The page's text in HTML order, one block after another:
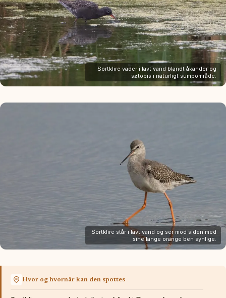
Sortklire vader i lavt vand blandt åkander og
søtobis i naturligt sumpområde.
Sortklire står i lavt vand og ser mod siden med
sine lange orange ben synlige.
Hvor og hvornår kan den spottes